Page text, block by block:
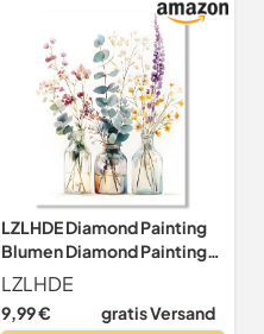
LZLHDE Diamond Painting
Blumen Diamond Painting
Erwachsene 5d Diamant
Painting Bilder Diy Kreativ
Set für Erwachsene
LZLHDE
9,99 € gratis Versand